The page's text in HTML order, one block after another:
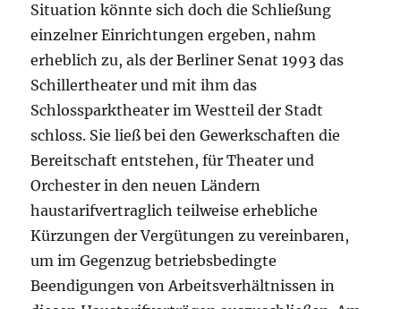
Situation könnte sich doch die Schließung
einzelner Einrichtungen ergeben, nahm
erheblich zu, als der Berliner Senat 1993 das
Schillertheater und mit ihm das
Schlossparktheater im Westteil der Stadt
schloss. Sie ließ bei den Gewerkschaften die
Bereitschaft entstehen, für Theater und
Orchester in den neuen Ländern
haustarifvertraglich teilweise erhebliche
Kürzungen der Vergütungen zu vereinbaren,
um im Gegenzug betriebsbedingte
Beendigungen von Arbeitsverhältnissen in